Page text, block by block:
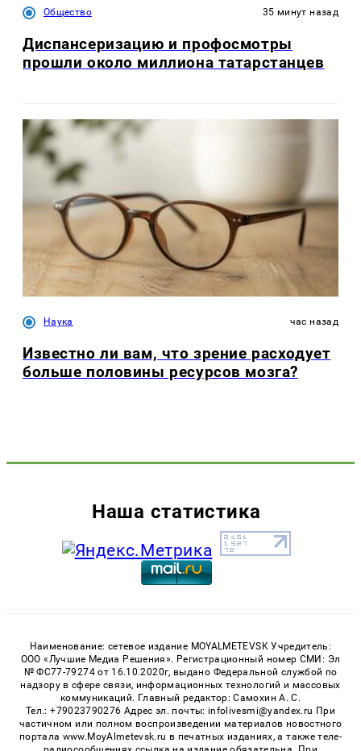
Общество 35 минут назад
Диспансеризацию и профосмотры
прошли около миллиона татарстанцев
Наука час назад
Известно ли вам, что зрение расходует
больше половины ресурсов мозга?
Наша статистика
Наименование: сетевое издание MOYALMETEVSK Учредитель:
ООО «Лучшие Медиа Решения». Регистрационный номер СМИ: Эл
№ ФС77-79274 от 16.10.2020г, выдано Федеральной службой по
надзору в сфере связи, информационных технологий и массовых
коммуникаций. Главный редактор: Самохин А. С.
Тел.: +79023790276 Адрес эл. почты: infolivesmi@yandex.ru При
частичном или полном воспроизведении материалов новостного
портала www.MoyAlmetevsk.ru в печатных изданиях, а также теле-